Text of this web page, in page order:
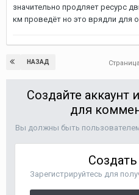
значительно продляет ресурс
км проведёт но это врядли для
НАЗАД
Создайте аккаунт
для
Вы должны быть
Создать
Зарегистрируйтесь для